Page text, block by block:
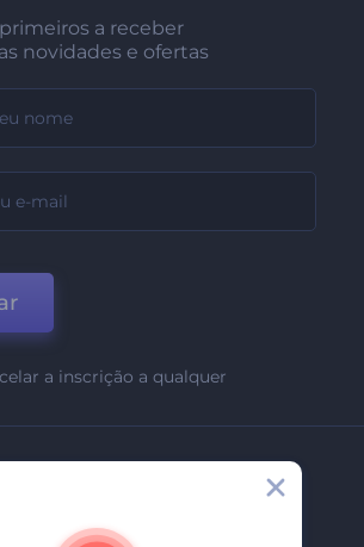
a receber
novidades e ofertas
a inscrição a qualquer